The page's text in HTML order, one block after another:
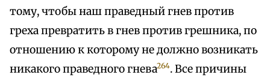
тому, чтобы наш праведный гнев против
греха превратить в гнев против грешника, по
отношению к которому не должно возникать
никакого праведного гнева264. Все причины